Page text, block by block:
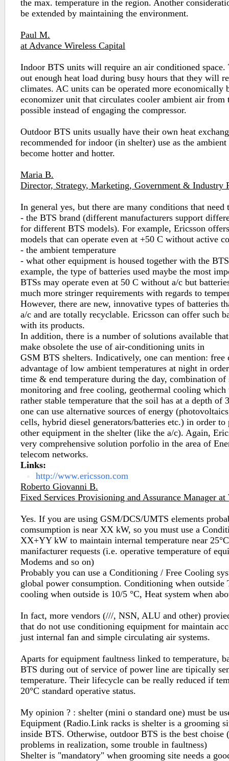
the max. temperature in the region. Another
be extended by maintaining the environment.
Paul M.
at Advance Wireless Capital
Indoor BTS units will require an air conditioned space.
out enough heat load during busy hours that they will
climates. AC units can be operated more economically
economizer unit that circulates cooler ambient air from
possible instead of engaging the compressor.
Outdoor BTS units usually have their own heat
recommended for indoor (in shelter) use as the
become hotter and hotter.
Maria B.
Director, Strategy, Marketing, Government & Industry
In general yes, but there are many conditions that need
- the BTS brand (different manufacturers support
for different BTS models). For example, Ericsson
models that can operate even at +50 C without active
- the ambient temperature
- what other equipment is housed together with the
example, the type of batteries used maybe the most
BTSs may operate even at 50 C without a/c but
much more stringer requirements with regards to
However, there are new, innovative types of batteries
a/c and are totally recyclable. Ericsson can offer such
with its products.
In addition, there is a number of solutions available
make obsolete the use of air-conditioning units in
GSM BTS shelters. Indicatively, one can mention: free
advantage of low ambient temperatures at night in
time & end temperature during the day, combination of
monitoring and free cooling, geothermal cooling which
rather stable temperature that the soil has at a depth of
one can use alternative sources of energy
cells, hybrid diesel generators/batteries etc.) in order
other equipment in the shelter (like the a/c). Again,
very comprehensive solution porfolio in the area of
telecom networks.
Links:
http://www.ericsson.com
Roberto Giovanni B.
Fixed Services Provisioning and Assurance Manager at
Yes. If you are using GSM/DCS/UMTS elements
comsumption is near XX kW, so you must use a
XX+YY kW to maintain internal temperature near
manifacturer requests (i.e. operative temperature of
Modems and so on)
Probably you can use a Conditioning / Free Cooling
global power consumption. Conditioning when outside
cooling when outside is 10/5 °C, Heat system when
In fact, more vendors (///, NSN, ALU and other)
that do not use conditioning equipment for maintain
just internal fan and simple circulating air systems.
Aparts for equipment faultness linked to temperature,
BTS during out of service of power line are tipically
temperature. Their lifecycle can be really reduced if
20°C standard operative status.
My opinion ? : shelter (mini o standard one) must be
Equipment (Radio.Link racks is shelter is a grooming
inside BTS. Otherwise, outdoor BTS is the best choise
problems in realization, some trouble in faultness)
Shelter is "mandatory" when grooming site needs a